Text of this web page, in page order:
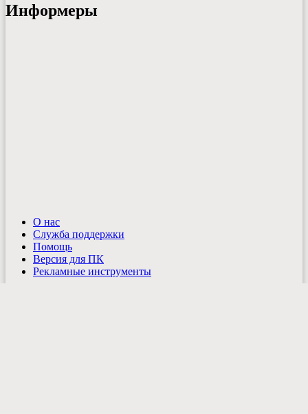
Информеры
О нас
Служба поддержки
Помощь
Версия для ПК
Рекламные инструменты